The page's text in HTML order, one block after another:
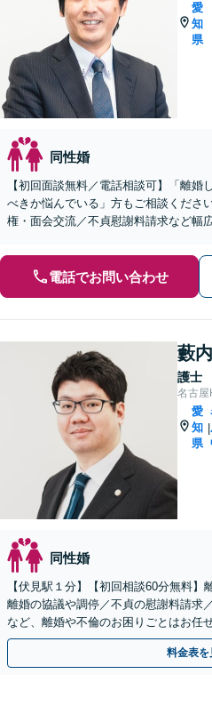
愛
知
県
同性婚
【初回面談無料／電話相談可】「離婚
べきか悩んでいる」方もご相談くださ
権・面会交流／不貞慰謝料請求など幅
電話でお問い合わせ
藪
護士
名古屋
愛
知
県
|
同性婚
【伏見駅１分】【初回相談60分無料】
離婚の協議や調停／不貞の慰謝料請求
など、離婚や不倫のお困りごとはお任
いご意向に沿う解決を目指します【電
料金表を